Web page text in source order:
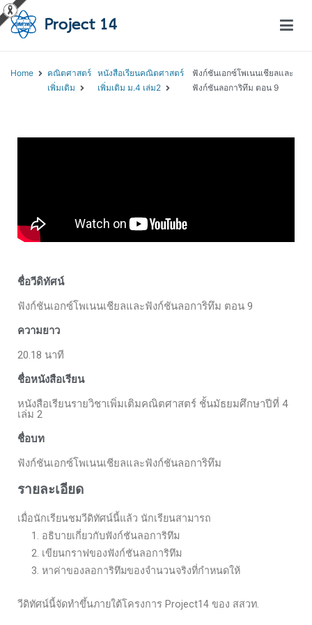
Home
คณิตศาสตร์
เพิ่มเติม
หนังสือเรียนคณิตศาสตร์
เพิ่มเติม ม.4 เล่ม2
ฟังก์ชันเอกซ์โพเนนเชียลและ
ฟังก์ชันลอการิทึม ตอน 9
ชื่อวีดิทัศน์
ฟังก์ชันเอกซ์โพเนนเชียลและฟังก์ชันลอการิทึม ตอน 9
ความยาว
20.18 นาที
ชื่อหนังสือเรียน
หนังสือเรียนรายวิชาเพิ่มเติมคณิตศาสตร์ ชั้นมัธยมศึกษาปีที่ 4
เล่ม 2
ชื่อบท
ฟังก์ชันเอกซ์โพเนนเชียลและฟังก์ชันลอการิทึม
รายละเอียด
เมื่อนักเรียนชมวีดิทัศน์นี้แล้ว นักเรียนสามารถ
1. อธิบายเกี่ยวกับฟังก์ชันลอการิทึม
2. เขียนกราฟของฟังก์ชันลอการิทึม
3. หาค่าของลอการิทึมของจำนวนจริงที่กำหนดให้
วีดิทัศน์นี้จัดทำขึ้นภายใต้โครงการ Project14 ของ สสวท.